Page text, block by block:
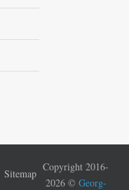
Sitemap
Copyright 2016-
2026 © Georg-